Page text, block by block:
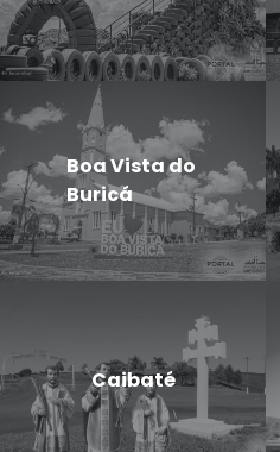
Boa Vista do
Buricá
Caibaté